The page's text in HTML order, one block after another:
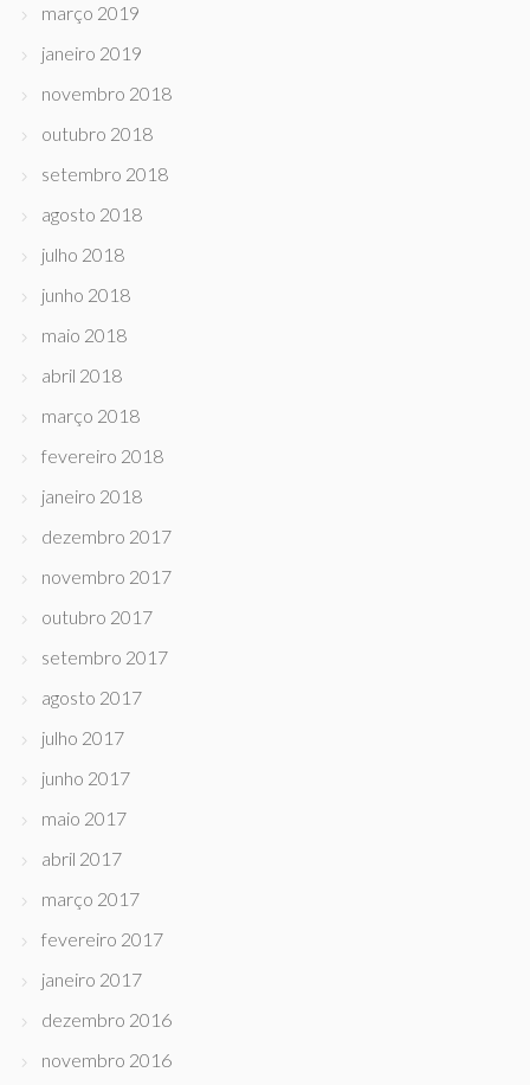
março 2019
janeiro 2019
novembro 2018
outubro 2018
setembro 2018
agosto 2018
julho 2018
junho 2018
maio 2018
abril 2018
março 2018
fevereiro 2018
janeiro 2018
dezembro 2017
novembro 2017
outubro 2017
setembro 2017
agosto 2017
julho 2017
junho 2017
maio 2017
abril 2017
março 2017
fevereiro 2017
janeiro 2017
dezembro 2016
novembro 2016